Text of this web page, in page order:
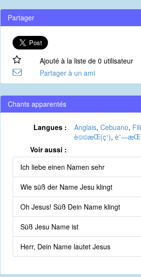
Partager
Ajouté à la liste de 0 utilisateur
Partager à un ami
Chants apparentés
Langues : Anglais, Cebuano,
è©©æ­Œ(ç¹),
Voir aussi :
Ich liebe einen Namen sehr
Wie süß der Name Jesu klingt
Oh Jesus! Süß Dein Name klingt
Süß Jesu Name ist
Herr, Dein Name lautet Jesus